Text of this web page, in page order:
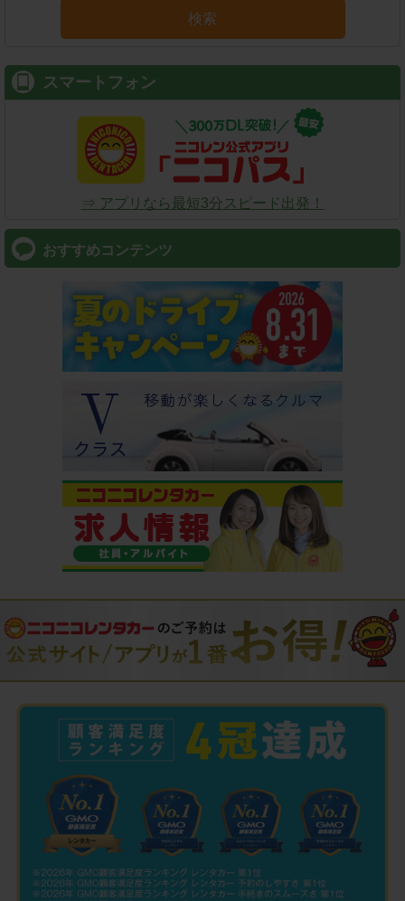
検索
スマートフォン
⇒ アプリなら最短3分スピード出発！
おすすめコンテンツ